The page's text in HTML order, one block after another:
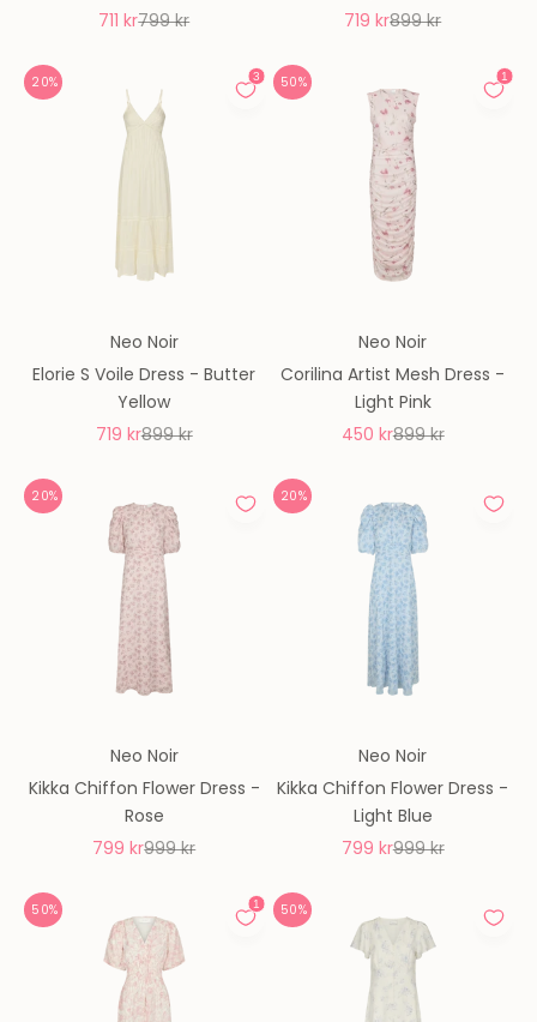
REA-pris
711 krPris
799 kr
REA-pris
719 krPris
899 kr
20%
Neo Noir
Elorie S Voile Dress - Butter
Yellow
REA-pris
719 krPris
899 kr
50%
Neo Noir
Corilina Artist Mesh Dress -
Light Pink
REA-pris
450 krPris
899 kr
20%
Neo Noir
Kikka Chiffon Flower Dress -
Rose
REA-pris
799 krPris
999 kr
20%
Neo Noir
Kikka Chiffon Flower Dress -
Light Blue
REA-pris
799 krPris
999 kr
50% 50%